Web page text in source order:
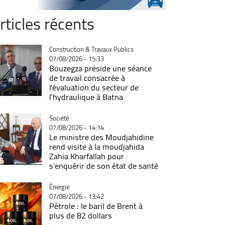
récents
Catégorie
Construction & Travaux Publics
07/08/2026 - 15:33
Bouzegza préside une séance
de travail consacrée à
l'évaluation du secteur de
l’hydraulique à Batna
Catégorie
Société
07/08/2026 - 14:14
Le ministre des Moudjahidine
rend visite à la moudjahida
Zahia Kharfallah pour
s'enquérir de son état de santé
Catégorie
Énergie
07/08/2026 - 13:42
Pétrole : le baril de Brent à
plus de 82 dollars